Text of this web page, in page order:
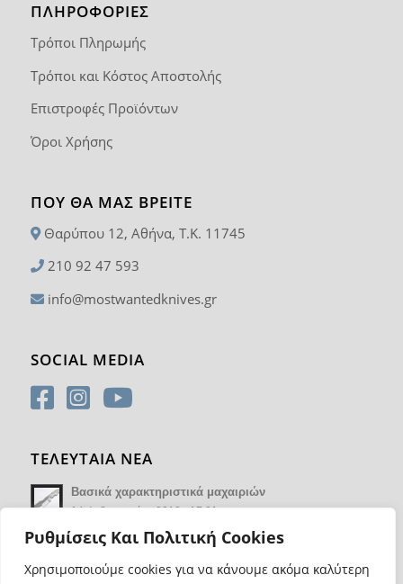
Ρυθμίσεις Και Πολιτική Cookies
Χρησιμοποιούμε cookies για να κάνουμε ακόμα καλύτερη
ΠΛΗΡΟΦΟΡΙΕΣ
Τρόποι Πληρωμής
Τρόποι και Κόστος Αποστολής
Επιστροφές Προϊόντων
Όροι Χρήσης
ΠΟΥ ΘΑ ΜΑΣ ΒΡΕΊΤΕ
Θαρύπου 12, Αθήνα, T.K. 11745
210 92 47 593
info@mostwantedknives.gr
SOCIAL MEDIA
ΤΕΛΕΥΤΑΙΑ ΝΕΑ
Βασικά χαρακτηριστικά μαχαιριών
14 Φεβρουαρίου 2018 - 17:21